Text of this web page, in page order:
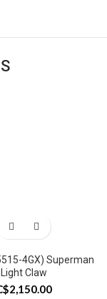
4GX) Superman
Light Claw
2,150.00